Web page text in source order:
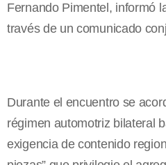
Fernando Pimentel, informó
través de un comunicado
Durante el encuentro se
régimen automotriz bilateral
exigencia de contenido